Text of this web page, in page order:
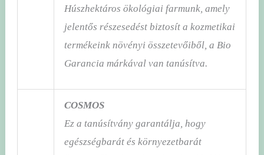
Húszhektáros ökológiai farmunk, amely
jelentős részesedést biztosít a kozmetikai
termékeink növényi összetevőiből, a Bio
Garancia márkával van tanúsítva.
COSMOS
Ez a tanúsítvány garantálja, hogy
egészségbarát és környezetbarát